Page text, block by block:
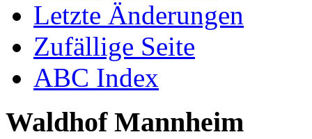
Letzte Änderungen
Zufällige Seite
ABC Index
Waldhof Mannheim